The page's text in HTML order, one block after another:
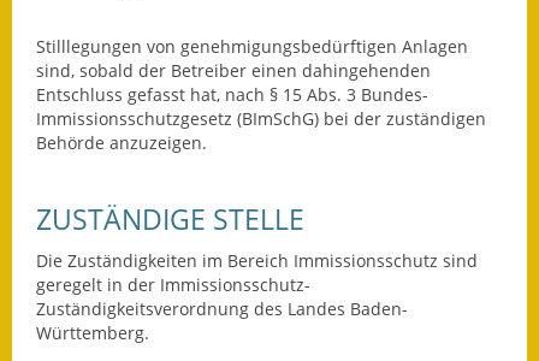
Wagner-Werkstatt
Informationsbroschüre
Leichte Sprache
Infos in Leichter Sprache
Stilllegungen von genehmigungsbedürftigen Anlagen
sind, sobald der Betreiber einen dahingehenden
Entschluss gefasst hat, nach § 15 Abs. 3 Bundes-
Immissionsschutzgesetz (BImSchG) bei der zuständigen
Behörde anzuzeigen.
ZUSTÄNDIGE STELLE
Die Zuständigkeiten im Bereich Immissionsschutz sind
geregelt in der Immissionsschutz-
Zuständigkeitsverordnung des Landes Baden-
Württemberg.